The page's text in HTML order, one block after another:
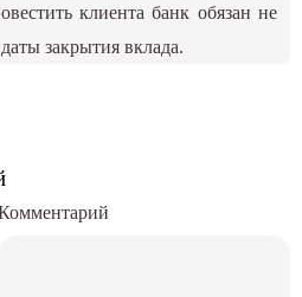
клиента банк обязан не
закрытия вклада.